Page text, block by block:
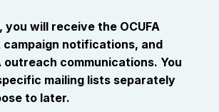
you will receive the OCUFA
campaign notifications, and
outreach communications. You
mailing lists separately
to later.